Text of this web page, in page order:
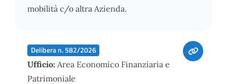
mobilità c/o altra Azienda.
Delibera n. 582/2026
Ufficio: Area Economico Finanziaria e
Patrimoniale